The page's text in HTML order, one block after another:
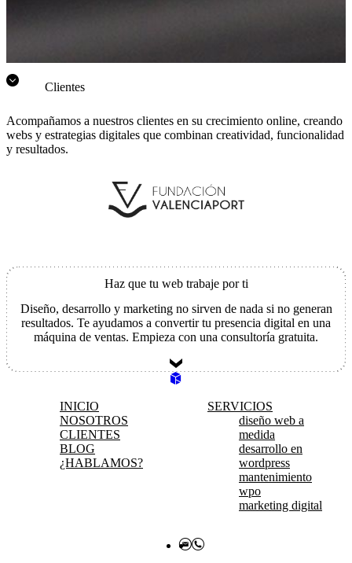
Clientes
Acompañamos a nuestros clientes en su crecimiento online, creando
webs y estrategias digitales que combinan creatividad, funcionalidad
y resultados.
Haz que tu web trabaje por ti
Diseño, desarrollo y marketing no sirven de nada si no generan
resultados. Te ayudamos a convertir tu presencia digital en una
máquina de ventas. Empieza con una consultoría gratuita.
Responsable: Identidad: PIXEL ST (PEDRO PUIG CARLES) NIF: 25.400.673-W (Pedro Javier Puig
Carles). Dir. postal: Cl. Frígola nº 4-3º-11 de Paterna-Urb. Valterna-(Valencia). C.P.: 46.980. Teléfono:
INICIO
NOSOTROS
CLIENTES
BLOG
¿HABLAMOS?
SERVICIOS
diseño web a
medida
desarrollo en
wordpress
mantenimiento
wpo
marketing digital